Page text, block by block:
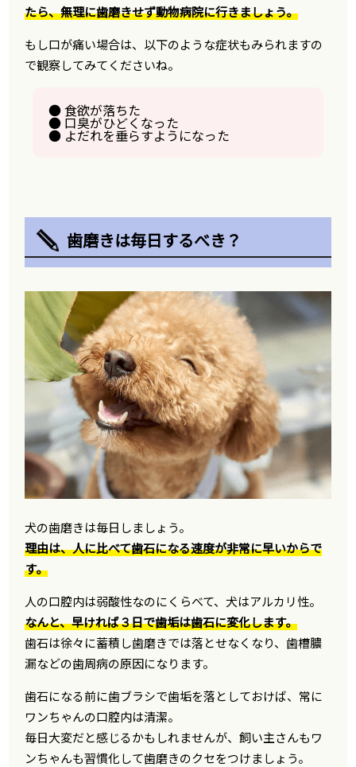
たら、無理に歯磨きせず動物病院に行きましょう。
もし口が痛い場合は、以下のような症状もみられますの
で観察してみてくださいね。
● 食欲が落ちた
● 口臭がひどくなった
● よだれを垂らすようになった
歯磨きは毎日するべき？
犬の歯磨きは毎日しましょう。
理由は、人に比べて歯石になる速度が非常に早いからで
す。
人の口腔内は弱酸性なのにくらべて、犬はアルカリ性。
なんと、早ければ３日で歯垢は歯石に変化します。
歯石は徐々に蓄積し歯磨きでは落とせなくなり、歯槽膿
漏などの歯周病の原因になります。
歯石になる前に歯ブラシで歯垢を落としておけば、常に
ワンちゃんの口腔内は清潔。
毎日大変だと感じるかもしれませんが、飼い主さんもワ
ンちゃんも習慣化して歯磨きのクセをつけましょう。